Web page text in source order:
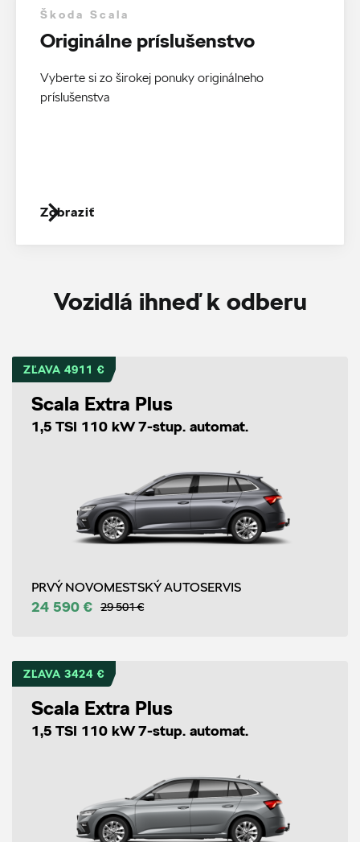
Škoda Scala
Originálne príslušenstvo
Vyberte si zo širokej ponuky originálneho
príslušenstva
Zobraziť
Vozidlá ihneď k odberu
ZĽAVA 4911 €
Scala Extra Plus
1,5 TSI 110 kW 7-stup. automat.
PRVÝ NOVOMESTSKÝ AUTOSERVIS
24 590 € 29 501 €
ZĽAVA 3424 €
Scala Extra Plus
1,5 TSI 110 kW 7-stup. automat.